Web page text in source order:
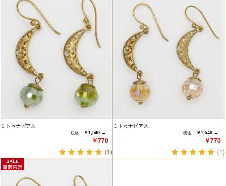
ミトゥナピアス
￥1,540 →
￥770
(1)
ミトゥナピアス
￥1,540 →
￥770
(1)